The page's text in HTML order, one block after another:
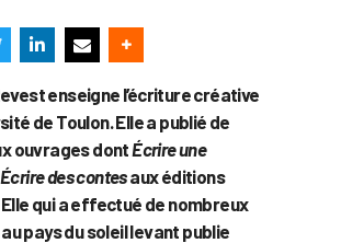
enseigne l’écriture créative
de Toulon. Elle a publié de
ouvrages dontÉcrire une
Écrire des contesaux éditions
qui a effectué de nombreux
pays du soleil levant publie